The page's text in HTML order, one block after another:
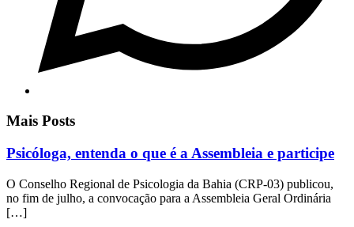
Mais Posts
Psicóloga, entenda o que é a Assembleia e participe
O Conselho Regional de Psicologia da Bahia (CRP-03) publicou,
no fim de julho, a convocação para a Assembleia Geral Ordinária
[…]